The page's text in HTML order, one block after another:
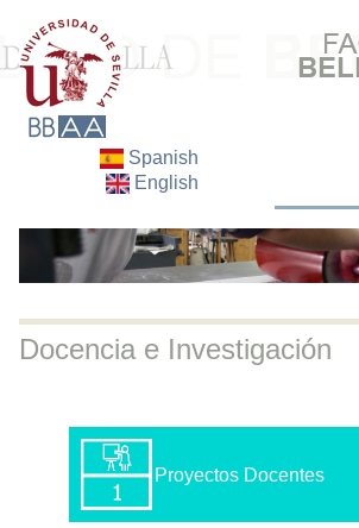
Spanish
English
Buscar
Docencia e Investigación
Proyectos Docentes